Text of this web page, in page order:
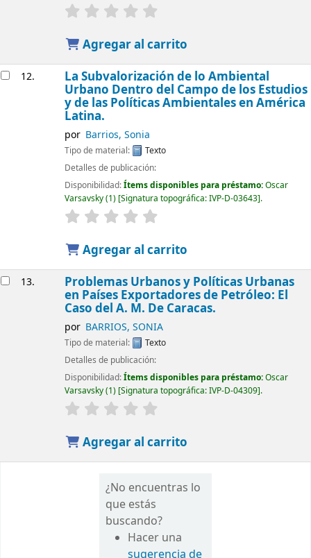
Agregar al carrito
12. La Subvalorización de lo Ambiental
Urbano Dentro del Campo de los Estudios
y de las Políticas Ambientales en América
Latina.
por Barrios, Sonia
Tipo de material:
Texto
Detalles de publicación:
Disponibilidad:Ítems disponibles para préstamo:Oscar
Varsavsky(1) Signatura topográfica:IVP-D-03643 .
Agregar al carrito
13. Problemas Urbanos y Políticas Urbanas
en Países Exportadores de Petróleo: El
Caso del A. M. De Caracas.
por BARRIOS, SONIA
Tipo de material:
Texto
Detalles de publicación:
Disponibilidad:Ítems disponibles para préstamo:Oscar
Varsavsky(1) Signatura topográfica:IVP-D-04309 .
Agregar al carrito
¿No encuentras lo
que estás
buscando?
Hacer una